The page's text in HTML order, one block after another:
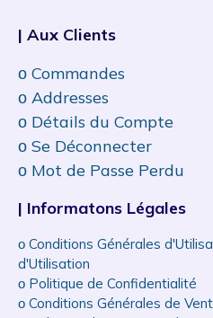
| Aux Clients
ᴏ Commandes
ᴏ Addresses
ᴏ Détails du Compte
ᴏ Se Déconnecter
ᴏ Mot de Passe Perdu
| Informatons Légales
ᴏ Conditions Générales
d'Utilisation
ᴏ Politique de Confidentialité
ᴏ Conditions Générales de